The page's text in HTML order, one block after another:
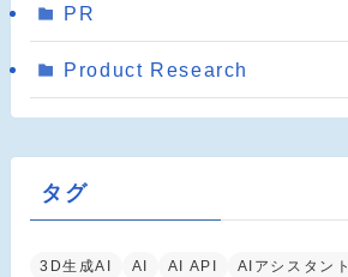
PR
Product Research
タグ
3D生成AI AI AI API AIアシスタント